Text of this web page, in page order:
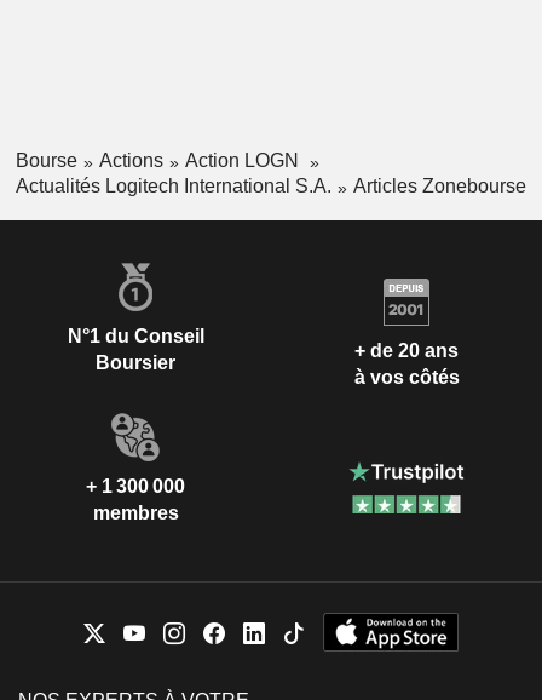
Bourse Actions
Action LOGN
Actualités Logitech International S.A.
Articles Zonebourse
N°1 du Conseil
Boursier
+ de 20 ans
à vos côtés
+ 1 300 000
membres